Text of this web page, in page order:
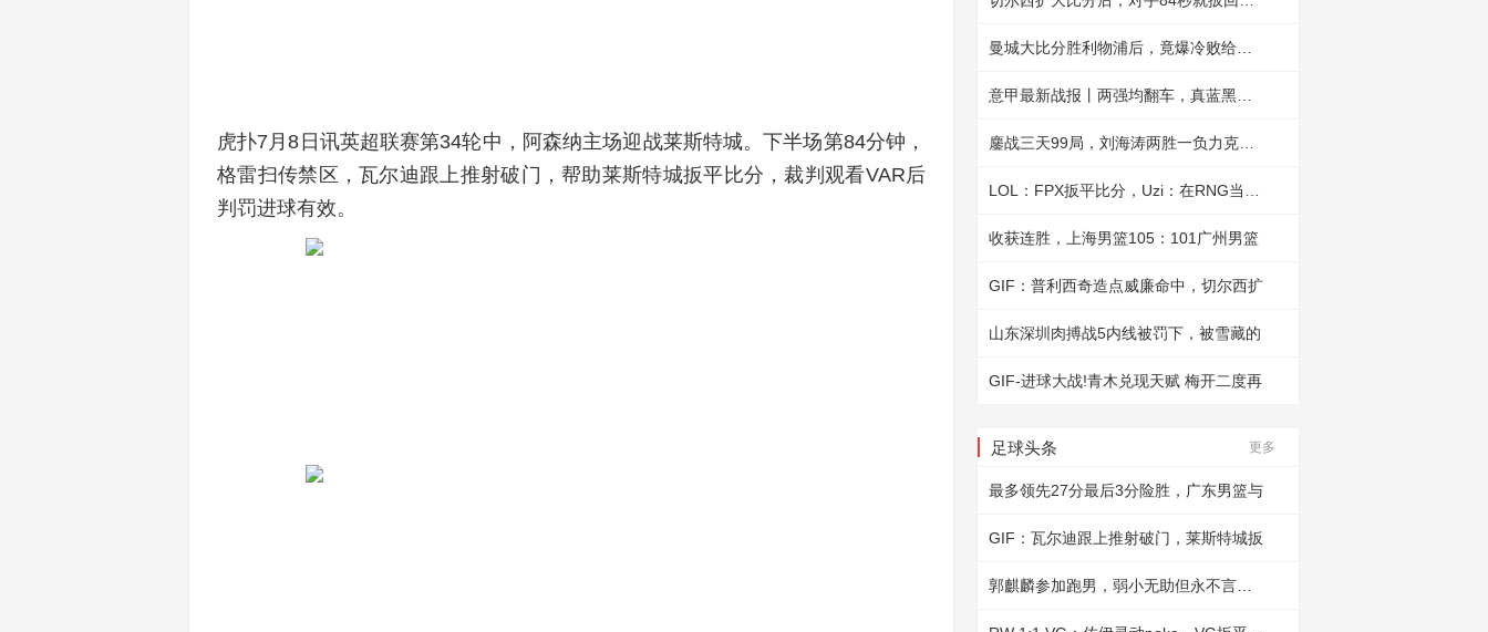
虎扑7月8日讯英超联赛第34轮中，阿森纳主场迎战莱斯特城。下半场第84分钟，
格雷扫传禁区，瓦尔迪跟上推射破门，帮助莱斯特城扳平比分，裁判观看VAR后
判罚进球有效。
收获连胜，上海男篮105：101广州男篮
GIF：普利西奇造点威廉命中，切尔西扩
山东深圳肉搏战5内线被罚下，被雪藏的
GIF-进球大战!青木兑现天赋 梅开二度再
足球头条 更多
最多领先27分最后3分险胜，广东男篮与
GIF：瓦尔迪跟上推射破门，莱斯特城扳